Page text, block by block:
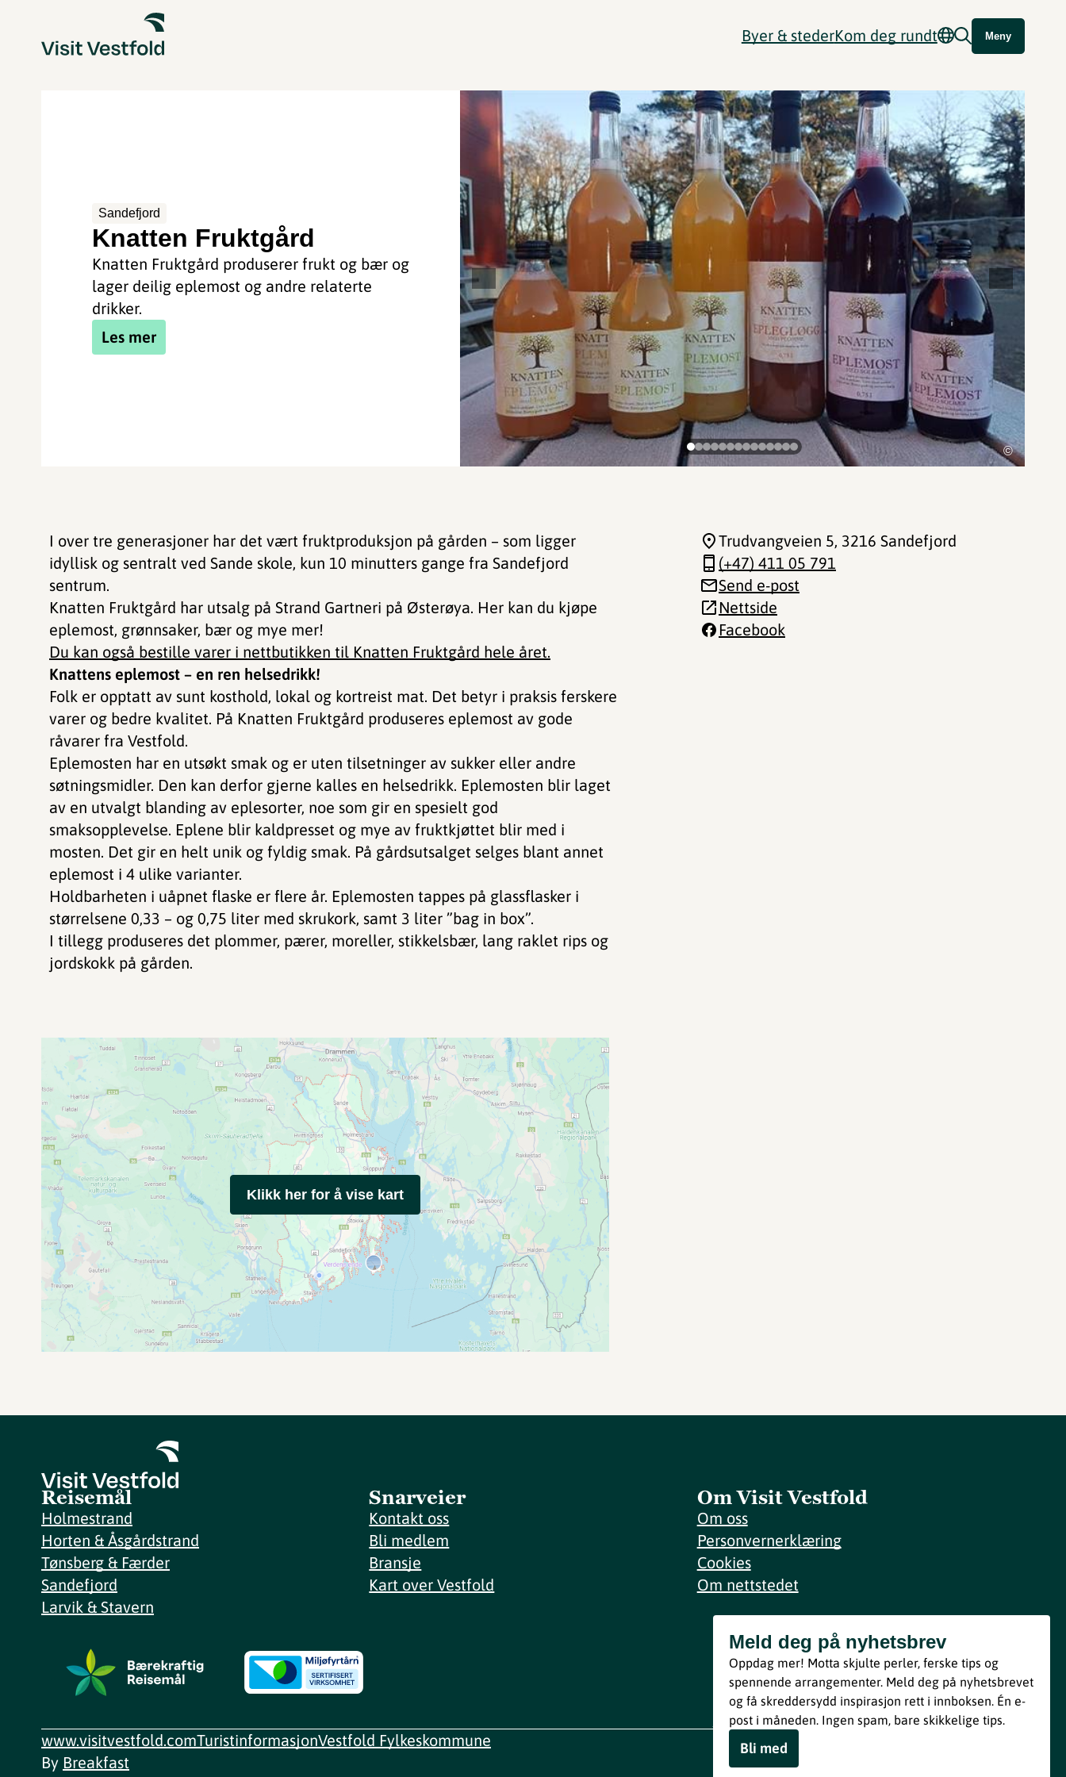
Byer & stederKom deg rundt Meny
Sandefjord
Knatten Fruktgård
Knatten Fruktgård produserer frukt og bær og
lager deilig eplemost og andre relaterte
drikker.
Les mer
©
I over tre generasjoner har det vært fruktproduksjon på gården – som ligger
idyllisk og sentralt ved Sande skole, kun 10 minutters gange fra Sandefjord
sentrum.
Knatten Fruktgård har utsalg på Strand Gartneri på Østerøya. Her kan du kjøpe
eplemost, grønnsaker, bær og mye mer!
Du kan også bestille varer i nettbutikken til Knatten Fruktgård hele året.
Knattens eplemost – en ren helsedrikk!
Folk er opptatt av sunt kosthold, lokal og kortreist mat. Det betyr i praksis ferskere
varer og bedre kvalitet. På Knatten Fruktgård produseres eplemost av gode
råvarer fra Vestfold.
Eplemosten har en utsøkt smak og er uten tilsetninger av sukker eller andre
søtningsmidler. Den kan derfor gjerne kalles en helsedrikk. Eplemosten blir laget
av en utvalgt blanding av eplesorter, noe som gir en spesielt god
smaksopplevelse. Eplene blir kaldpresset og mye av fruktkjøttet blir med i
mosten. Det gir en helt unik og fyldig smak. På gårdsutsalget selges blant annet
eplemost i 4 ulike varianter.
Holdbarheten i uåpnet flaske er flere år. Eplemosten tappes på glassflasker i
størrelsene 0,33 – og 0,75 liter med skrukork, samt 3 liter ”bag in box”.
I tillegg produseres det plommer, pærer, moreller, stikkelsbær, lang raklet rips og
jordskokk på gården.
Trudvangveien 5, 3216 Sandefjord
(+47) 411 05 791
Send e-post
Nettside
Facebook
Klikk her for å vise kart
Reisemål
Holmestrand
Horten & Åsgårdstrand
Tønsberg & Færder
Sandefjord
Larvik & Stavern
Snarveier
Kontakt oss
Bli medlem
Bransje
Kart over Vestfold
Om Visit Vestfold
Om oss
Personvernerklæring
Cookies
Om nettstedet
Meld deg på nyhetsbrev
Bli med
Ved å melde deg inn godtar du våre vilkår i henhold til vår
personvernerklæring.
Meld deg på nyhetsbrev
Oppdag mer! Motta skjulte perler, ferske tips og
spennende arrangementer. Meld deg på nyhetsbrevet
og få skreddersydd inspirasjon rett i innboksen. Én e-
post i måneden. Ingen spam, bare skikkelige tips.
Bli med
www.visitvestfold.comTuristinformasjonVestfold Fylkeskommune
By Breakfast